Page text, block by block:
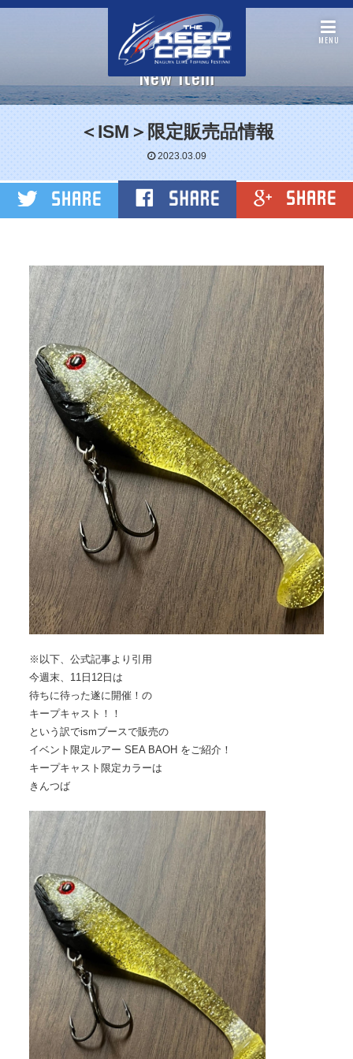
MENU
New item
＜ISM＞限定販売品情報
2023.03.09
※以下、公式記事より引用
今週末、11日12日は
待ちに待った遂に開催！の
キープキャスト！！
という訳でismブースで販売の
イベント限定ルアー SEA BAOH をご紹介！
キープキャスト限定カラーは
きんつば